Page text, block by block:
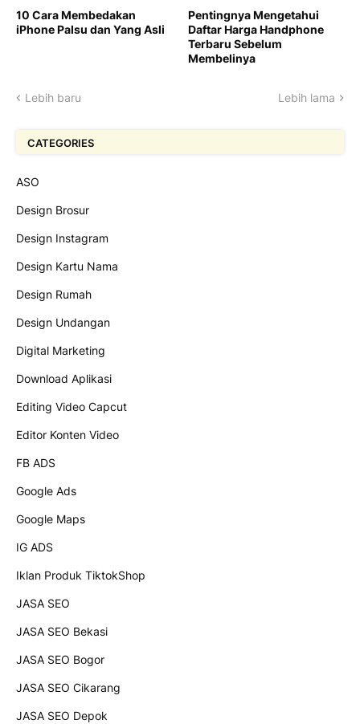
10 Cara Membedakan
iPhone Palsu dan Yang Asli
Pentingnya Mengetahui
Daftar Harga Handphone
Terbaru Sebelum
Membelinya
Lebih baru Lebih lama
CATEGORIES
ASO
Design Brosur
Design Instagram
Design Kartu Nama
Design Rumah
Design Undangan
Digital Marketing
Download Aplikasi
Editing Video Capcut
Editor Konten Video
FB ADS
Google Ads
Google Maps
IG ADS
Iklan Produk TiktokShop
JASA SEO
JASA SEO Bekasi
JASA SEO Bogor
JASA SEO Cikarang
JASA SEO Depok